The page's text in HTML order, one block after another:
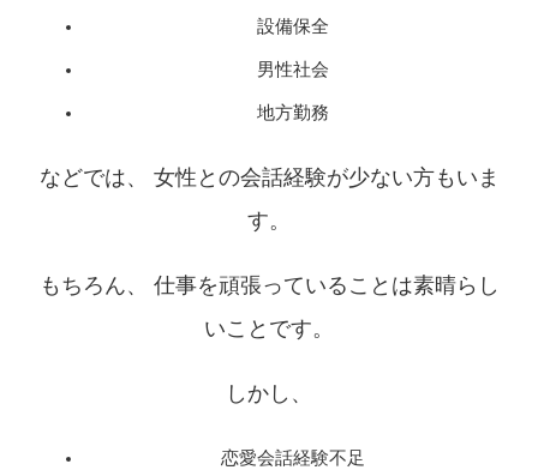
設備保全
男性社会
地方勤務
などでは、 女性との会話経験が少ない方もいま
す。
もちろん、 仕事を頑張っていることは素晴らし
いことです。
しかし、
恋愛会話経験不足